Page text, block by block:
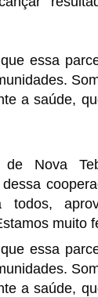
que essa
a saúde,
de Nova
dessa
todos,
muito
que essa
a saúde,